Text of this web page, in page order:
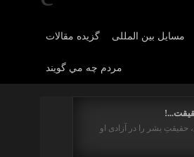
گزیده مقالات مسایل بین المللی
مردم چه مي گويند
حقیقتِ بشر را در آزادی او